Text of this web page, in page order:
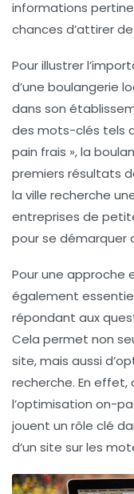
informations
chances d’attirer
Pour illustrer
d’une boulangerie
dans son
des mots-clés tels
pain frais », la
premiers résultats
la ville recherche
entreprises de
pour se démarquer
Pour une
également
répondant aux
Cela permet non
site, mais aussi
recherche. En
l’optimisation on-
jouent un rôle clé
d’un site sur les